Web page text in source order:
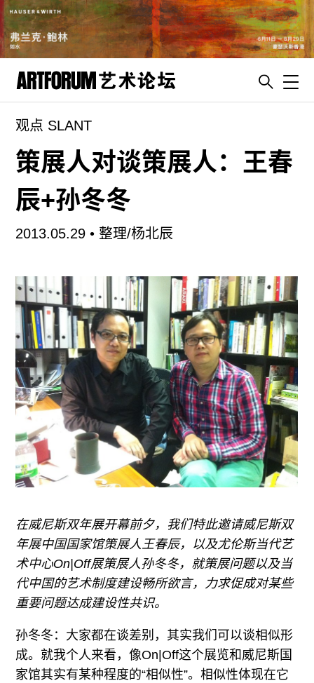
artguide
新闻
展评
杂志
专栏
ENGLISH
ART & EDUCATION
广告
订阅
往期内容
联系我们
关注我们
观点 SLANT
策展人对谈策展人：王春
辰+孙冬冬
2013.05.29 • 整理/杨北辰
在威尼斯双年展开幕前夕，我们特此邀请威尼斯双
年展中国国家馆策展人王春辰，以及尤伦斯当代艺
术中心On|Off展策展人孙冬冬，就策展问题以及当
代中国的艺术制度建设畅所欲言，力求促成对某些
重要问题达成建设性共识。
孙冬冬：大家都在谈差别，其实我们可以谈相似形
成。就我个人来看，像On|Off这个展览和威尼斯国
家馆其实有某种程度的“相似性”。相似性体现在它